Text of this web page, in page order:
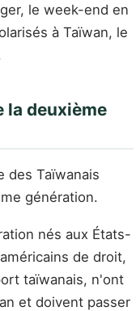
le week-end en
à Taïwan, le
la deuxième
des Taïwanais
génération.
nés aux États-
de droit,
taïwanais, n'ont
et doivent passer